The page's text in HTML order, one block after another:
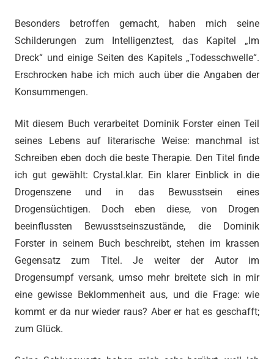
Besonders betroffen gemacht, haben mich seine
Schilderungen zum Intelligenztest, das Kapitel „Im
Dreck“ und einige Seiten des Kapitels „Todesschwelle“.
Erschrocken habe ich mich auch über die Angaben der
Konsummengen.
Mit diesem Buch verarbeitet Dominik Forster einen Teil
seines Lebens auf literarische Weise: manchmal ist
Schreiben eben doch die beste Therapie. Den Titel finde
ich gut gewählt: Crystal.klar. Ein klarer Einblick in die
Drogenszene und in das Bewusstsein eines
Drogensüchtigen. Doch eben diese, von Drogen
beeinflussten Bewusstseinszustände, die Dominik
Forster in seinem Buch beschreibt, stehen im krassen
Gegensatz zum Titel. Je weiter der Autor im
Drogensumpf versank, umso mehr breitete sich in mir
eine gewisse Beklommenheit aus, und die Frage: wie
kommt er da nur wieder raus? Aber er hat es geschafft;
zum Glück.